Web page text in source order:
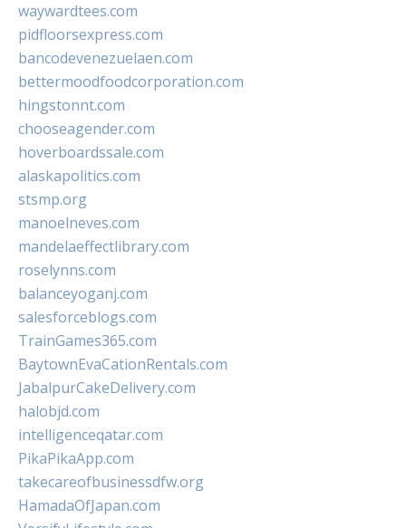
waywardtees.com
pidfloorsexpress.com
bancodevenezuelaen.com
bettermoodfoodcorporation.com
hingstonnt.com
chooseagender.com
hoverboardssale.com
alaskapolitics.com
stsmp.org
manoelneves.com
mandelaeffectlibrary.com
roselynns.com
balanceyoganj.com
salesforceblogs.com
TrainGames365.com
BaytownEvaCationRentals.com
JabalpurCakeDelivery.com
halobjd.com
intelligenceqatar.com
PikaPikaApp.com
takecareofbusinessdfw.org
HamadaOfJapan.com